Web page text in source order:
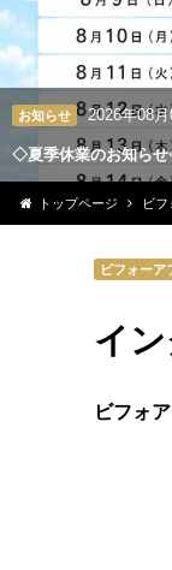
お知らせ 2026年08月
◇夏季休業のお知ら
トップページ ビ
ビフォーア
イ
ビフォア